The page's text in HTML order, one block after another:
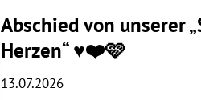
Abschied von unserer
Herzen“ ♥️❤️🩷
13.07.2026